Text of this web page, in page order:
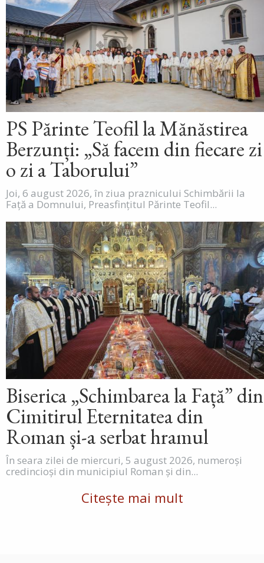
PS Părinte Teofil la Mănăstirea
Berzunți: „Să facem din fiecare zi
o zi a Taborului”
Joi, 6 august 2026, în ziua praznicului Schimbării la
Față a Domnului, Preasfințitul Părinte Teofil...
Biserica „Schimbarea la Față” din
Cimitirul Eternitatea din
Roman și-a serbat hramul
În seara zilei de miercuri, 5 august 2026, numeroși
credincioși din municipiul Roman și din...
Citește mai mult